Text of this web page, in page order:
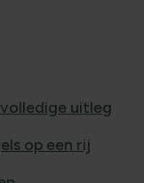
uitleg
op een rij